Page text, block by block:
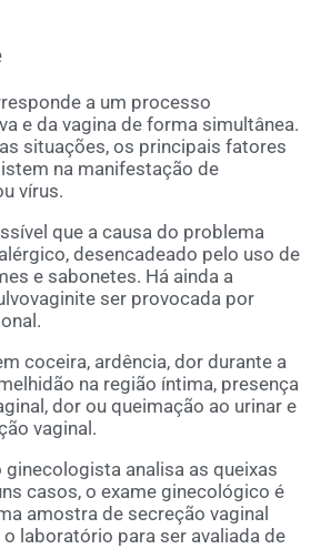
a um processo
e da vagina de forma simultânea.
situações, os principais fatores
na manifestação de
vírus.
que a causa do problema
desencadeado pelo uso de
e sabonetes. Há ainda a
ser provocada por
coceira, ardência, dor durante a
na região íntima, presença
dor ou queimação ao urinar e
vaginal.
ginecologista analisa as queixas
casos, o exame ginecológico é
amostra de secreção vaginal
o laboratório para ser avaliada de